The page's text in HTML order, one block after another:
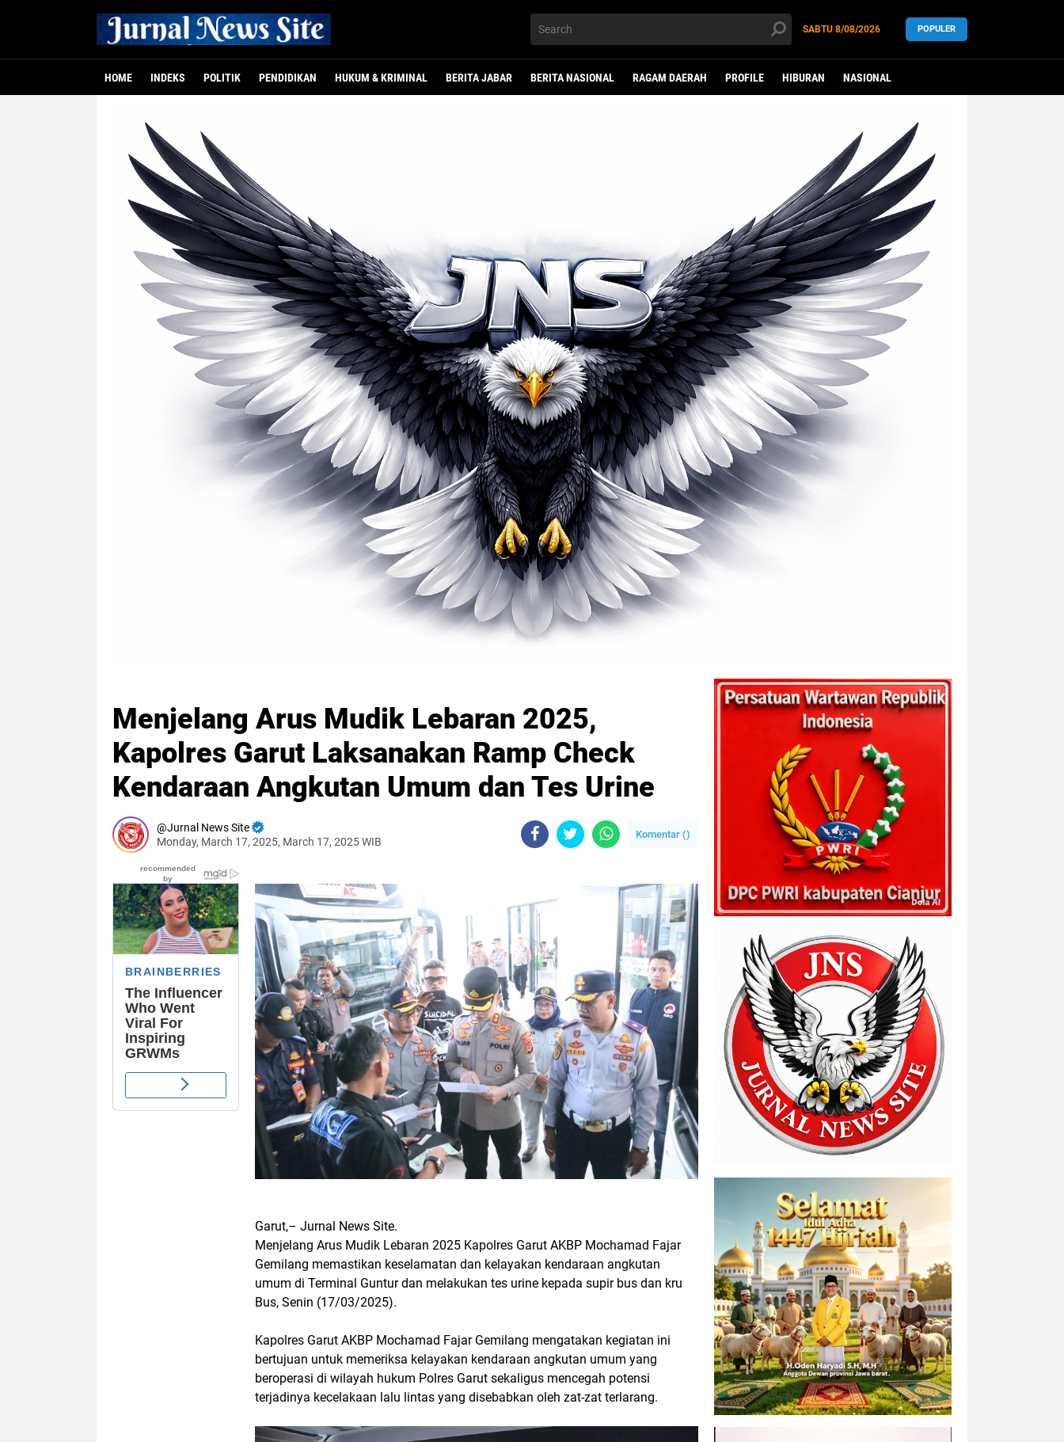
SABTU 8/08/2026 POPULER
HOME INDEKS POLITIK PENDIDIKAN HUKUM & KRIMINAL BERITA JABAR BERITA NASIONAL RAGAM DAERAH PROFILE HIBURAN NASIONAL
Menjelang Arus Mudik Lebaran 2025,
Kapolres Garut Laksanakan Ramp Check
Kendaraan Angkutan Umum dan Tes Urine
Jurnal News Site
Monday, March 17, 2025, March 17, 2025 WIB
Komentar ()
Garut,– Jurnal News Site.
Menjelang Arus Mudik Lebaran 2025 Kapolres Garut AKBP Mochamad Fajar
Gemilang memastikan keselamatan dan kelayakan kendaraan angkutan
umum di Terminal Guntur dan melakukan tes urine kepada supir bus dan kru
Bus, Senin (17/03/2025).
Kapolres Garut AKBP Mochamad Fajar Gemilang mengatakan kegiatan ini
bertujuan untuk memeriksa kelayakan kendaraan angkutan umum yang
beroperasi di wilayah hukum Polres Garut sekaligus mencegah potensi
terjadinya kecelakaan lalu lintas yang disebabkan oleh zat-zat terlarang.